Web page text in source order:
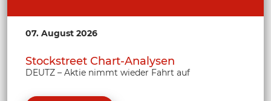
07. August 2026
Stockstreet Chart-Analysen
DEUTZ – Aktie nimmt wieder Fahrt auf